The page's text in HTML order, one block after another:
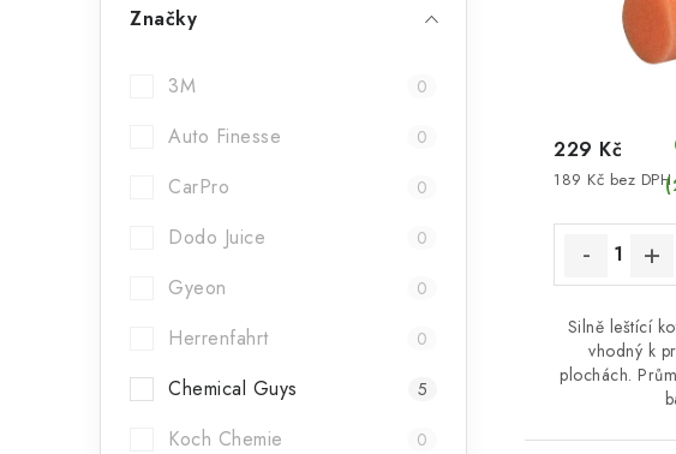
Značky
3M 0
Auto Finesse 0
CarPro 0
Dodo Juice 0
Gyeon 0
Herrenfahrt 0
Chemical Guys 5
Koch Chemie 0
189 Kč bez DPH
229 Kč
Silně leštící
vhodný k
plochách.